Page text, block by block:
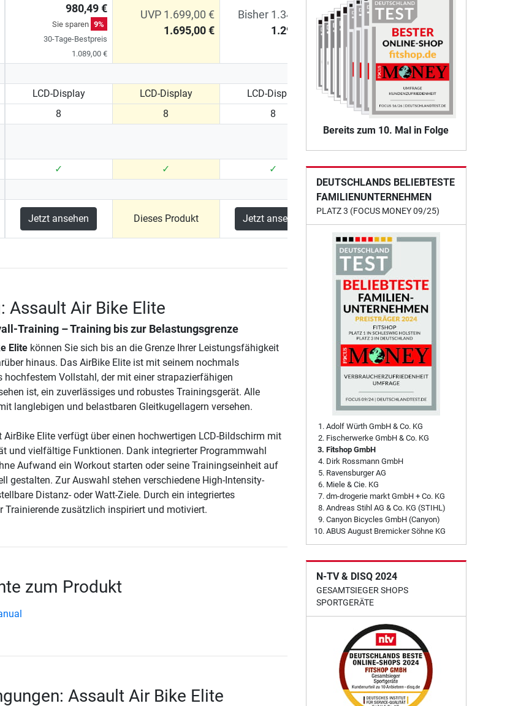
980,49 €
Sie sparen 9%
30-Tage-Bestpreis
1.089,00 €
UVP 1.699,00 €
1.695,00 €
Bisher 1.349,00 €
1.299,00 €
LCD-Display LCD-Display
LCD-Display
8 8
8
✓ ✓ ✓
Jetzt ansehen Dieses Produkt Jetzt ansehen
Assault Air Bike Elite
Training – Training bis zur Belastungsgrenze
Elitekönnen Sie sich bis an die Grenze Ihrer Leistungsfähigkeit
hinaus. Das AirBike Elite ist mit seinem nochmals
hochfestem Vollstahl, der mit einer strapazierfähigen
ist, ein zuverlässiges und robustes Trainingsgerät. Alle
langlebigen und belastbaren Gleitkugellagern versehen.
AirBike Elite verfügt über einen hochwertigen LCD-Bildschirm mit
und vielfältige Funktionen. Dank integrierter Programmwahl
Aufwand ein Workout starten oder seine Trainingseinheit auf
gestalten. Zur Auswahl stehen verschiedene High-Intensity-
Distanz- oder Watt-Ziele. Durch ein integriertes
Trainierende zusätzlich inspiriert und motiviert.
zum Produkt
Assault Air Bike Elite
Bereits zum 10. Mal in Folge
DEUTSCHLANDS BELIEBTESTE
FAMILIENUNTERNEHMEN
PLATZ 3 (FOCUS MONEY 09/25)
Adolf Würth GmbH & Co. KG
Fischerwerke GmbH & Co. KG
Fitshop GmbH
Dirk Rossmann GmbH
Ravensburger AG
Miele & Cie. KG
dm-drogerie markt GmbH + Co. KG
Andreas Stihl AG & Co. KG (STIHL)
Canyon Bicycles GmbH (Canyon)
ABUS August Bremicker Söhne KG
N-TV & DISQ 2024
GESAMTSIEGER SHOPS
SPORTGERÄTE